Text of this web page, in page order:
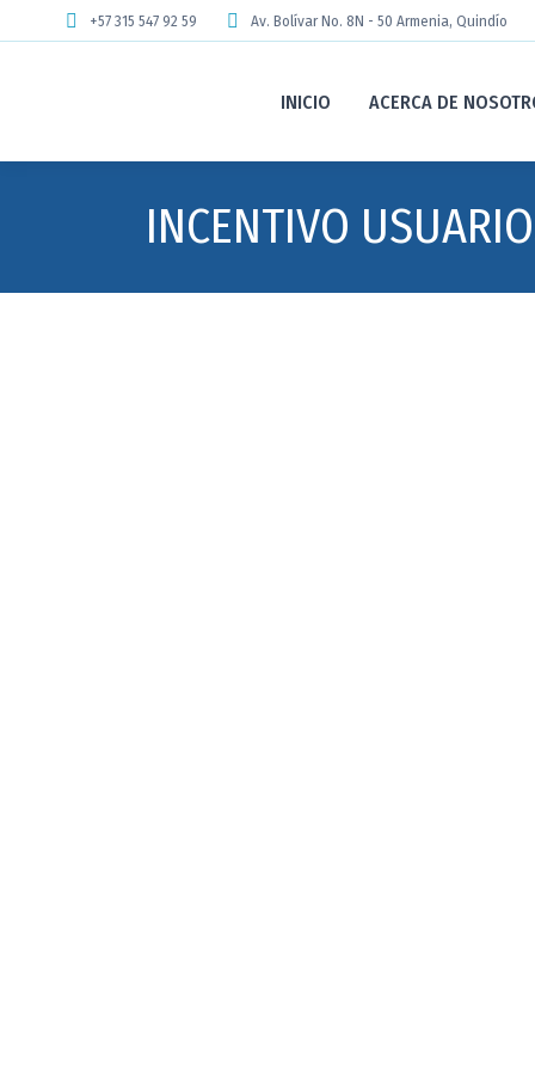
+57 315 547 92 59 Av. Bolívar No. 8N - 50 Armenia, Quindío
INICIO ACERCA DE
INCENTIVO